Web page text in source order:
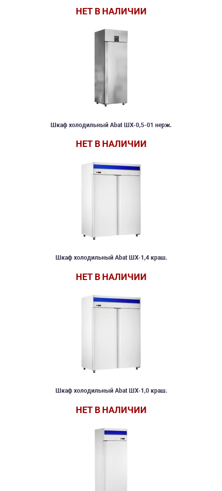
НЕТ В НАЛИЧИИ
Шкаф холодильный Abat ШХ-0,5-01 нерж.
НЕТ В НАЛИЧИИ
Шкаф холодильный Abat ШХ-1,4 краш.
НЕТ В НАЛИЧИИ
Шкаф холодильный Abat ШХ-1,0 краш.
НЕТ В НАЛИЧИИ